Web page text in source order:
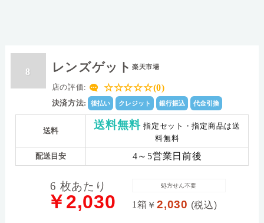
8 レンズゲット 楽天市場
店の評価: ☆☆☆☆☆(0)
決済方法: 後払い クレジット 銀行振込 代金引換
送料 送料無料 指定セット・指定商品は送
料無料
配送目安 4～5営業日前後
6 枚あたり
￥2,030 1箱 ￥2,030 (税込)
処方せん不要